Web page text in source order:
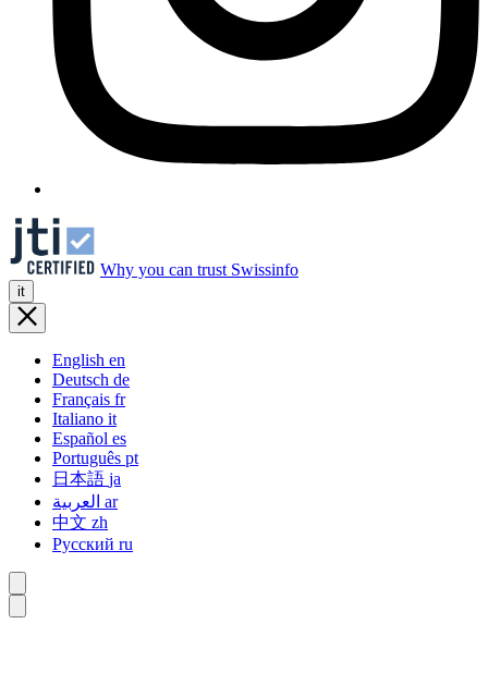
Why you can trust Swissinfo
it
English en
Deutsch de
Français fr
Italiano it
Español es
Português pt
日本語 ja
ar
中文 zh
Русский ru